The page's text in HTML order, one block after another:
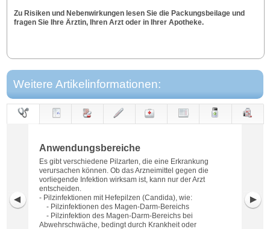
Zu Risiken und Nebenwirkungen lesen Sie die Packungsbeilage und
fragen Sie Ihre Ärztin, Ihren Arzt oder in Ihrer Apotheke.
Weitere Artikelinformationen:
Anwendungsbereiche
Es gibt verschiedene Pilzarten, die eine Erkrankung
verursachen können. Ob das Arzneimittel gegen die
vorliegende Infektion wirksam ist, kann nur der Arzt
entscheiden.
- Pilzinfektionen mit Hefepilzen (Candida), wie:
- Pilzinfektionen des Magen-Darm-Bereichs
- Pilzinfektion des Magen-Darm-Bereichs bei
Abwehrschwäche, bedingt durch Krankheit oder